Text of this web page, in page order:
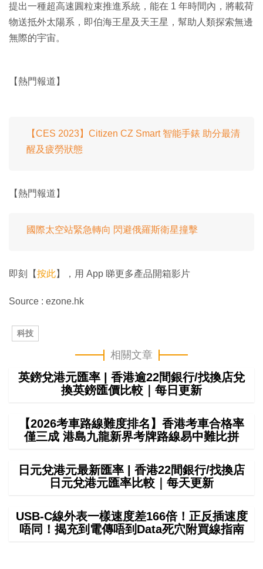
提出一種超高速圓粒束推進系統，能在 1 年時間內，將載荷
物送抵外太陽系，即伯海王星及天王星，幫助人類探索無邊
無際的宇宙。
【熱門報道】
【CES 2023】Citizen CZ Smart 智能手錶 助分最清
醒及疲勞狀態
【熱門報道】
國際太空站緊急轉向 閃避俄羅斯衛星撞擊
即刻【按此】，用 App 睇更多產品開箱影片
Source : ezone.hk
科技
相關文章
英鎊兌港元匯率 | 香港逾22間銀行/找換店兌
換英鎊匯價比較｜每日更新
【2026考車路線難度排名】香港考車合格率
僅三成 港島九龍新界考牌路線易中難比拼
日元兌港元最新匯率 | 香港22間銀行/找換店
日元兌港元匯率比較｜每天更新
USB-C線外表一樣速度差166倍！正反插速度
唔同！揭充到電傳唔到Data死穴附買線指南